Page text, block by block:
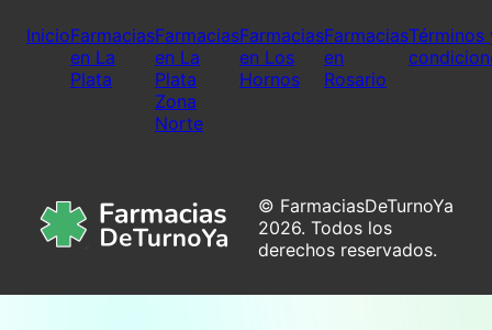
InicioFarmacias
en La
Plata
Farmacias
en La
Plata
Zona
Norte
Farmacias
en Los
Hornos
Farmacias
en
Rosario
Términos
© FarmaciasDeTurnoYa
2026. Todos los
derechos reservados.